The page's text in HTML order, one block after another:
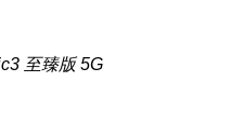
至臻版 5G